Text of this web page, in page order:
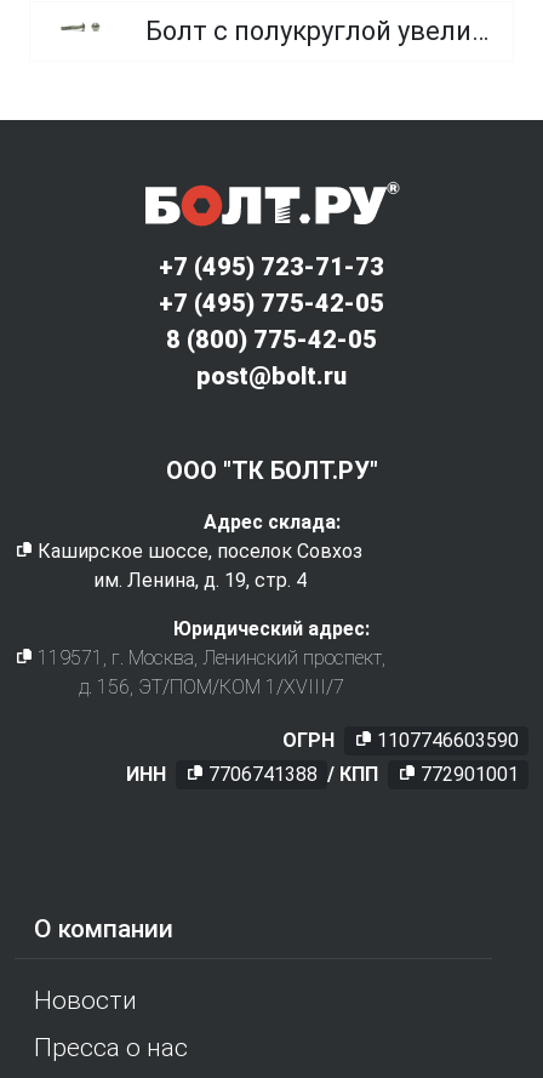
Болт с полукруглой увеличенной головкой и усом класса точности C (мебельный)
О компании
Новости
Пресса о нас
+7 (495) 723-71-73
+7 (495) 775-42-05
8 (800) 775-42-05
post@bolt.ru
ООО "ТК БОЛТ.РУ"
Адрес склада:
Каширское шоссе, поселок Совхоз
им. Ленина, д. 19, стр. 4
Юридический адрес:
119571
, г. Москва Ленинский проспект,
д. 156, ЭТ/ПОМ/КОМ 1/XVIII/7
ОГРН
1107746603590
ИНН
7706741388 / КПП 772901001